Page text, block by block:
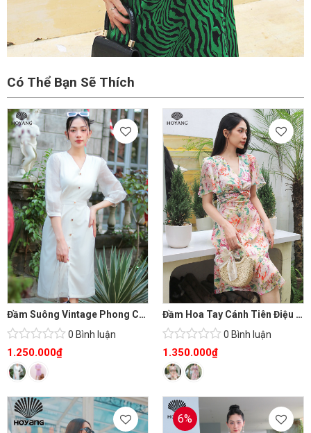
Có Thể Bạn Sẽ Thích
Đầm Suông Vintage Phong Cách Qúy Tộc
0 Bình luận
1.250.000₫
Đầm Hoa Tay Cánh Tiên Điệu Đà
0 Bình luận
1.350.000₫
6%